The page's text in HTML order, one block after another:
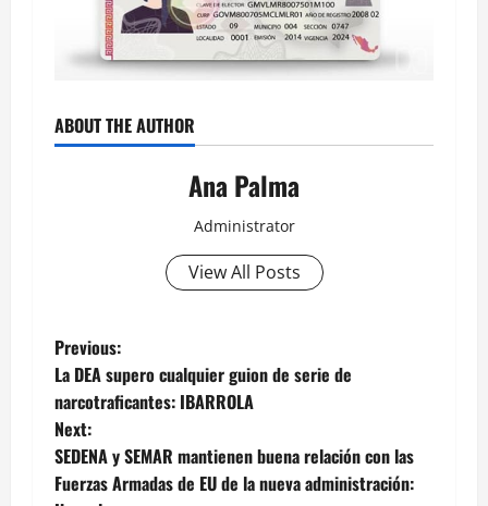
ABOUT THE AUTHOR
Ana Palma
Administrator
View All Posts
Post
navigation
Previous:
La DEA supero cualquier guion de serie de
narcotraficantes: IBARROLA
Next:
SEDENA y SEMAR mantienen buena relación con las
Fuerzas Armadas de EU de la nueva administración: